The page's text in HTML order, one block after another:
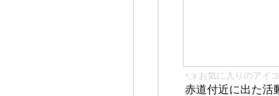
👈 お気に入りのアイ
赤道付近に出た活